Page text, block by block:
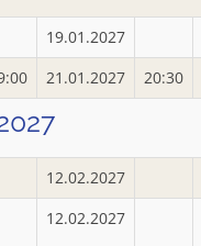
19.01.2027
21.01.2027 20:30
12.02.2027
12.02.2027